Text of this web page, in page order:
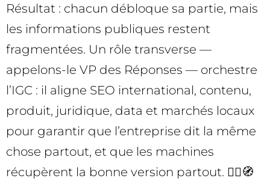
Résultat : chacun débloque sa partie, mais
les informations publiques restent
fragmentées. Un rôle transverse —
appelons-le VP des Réponses — orchestre
l’IGC : il aligne SEO international, contenu,
produit, juridique, data et marchés locaux
pour garantir que l’entreprise dit la même
chose partout, et que les machines
récupèrent la bonne version partout. 👩‍✈️🧭